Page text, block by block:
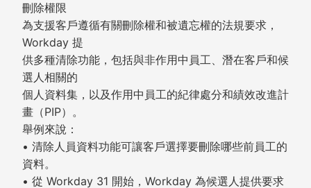
刪除權限
為支援客戶遵循有關刪除權和被遺忘權的法規要求，
Workday 提
供多種清除功能，包括與非作用中員工、潛在客戶和候
選人相關的
個人資料集，以及作用中員工的紀律處分和績效改進計
畫（PIP）。
舉例來說：
• 清除人員資料功能可讓客戶選擇要刪除哪些前員工的
資料。
• 從 Workday 31 開始，Workday 為候選人提供要求